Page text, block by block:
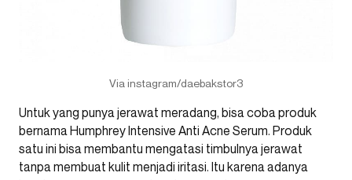
Via instagram/daebakstor3
Untuk yang punya jerawat meradang, bisa coba produk
bernama Humphrey Intensive Anti Acne Serum. Produk
satu ini bisa membantu mengatasi timbulnya jerawat
tanpa membuat kulit menjadi iritasi. Itu karena adanya